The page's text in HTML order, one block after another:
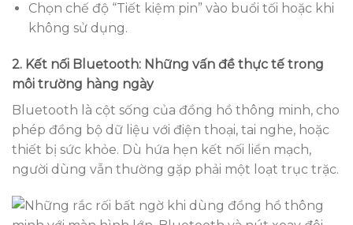
Chọn chế độ “Tiết kiệm pin” vào buổi tối hoặc khi
không sử dụng.
2. Kết nối Bluetooth: Những vấn đề thực tế trong
môi trường hàng ngày
Bluetooth là cột sống của đồng hồ thông minh, cho
phép đồng bộ dữ liệu với điện thoại, tai nghe, hoặc
thiết bị sức khỏe. Dù hứa hẹn kết nối liền mạch,
người dùng vẫn thường gặp phải một loạt trục trặc.